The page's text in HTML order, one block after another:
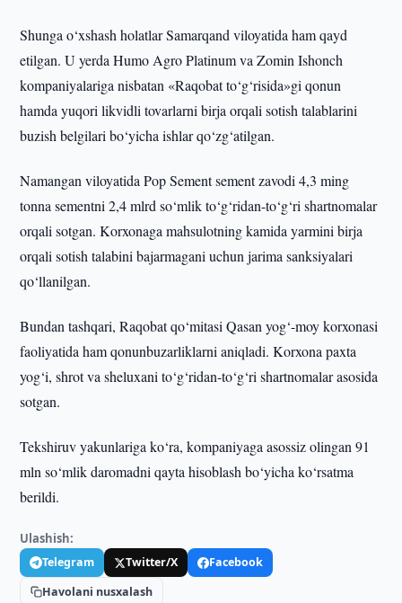
Shunga o‘xshash holatlar Samarqand viloyatida ham qayd
etilgan. U yerda Humo Agro Platinum va Zomin Ishonch
kompaniyalariga nisbatan «Raqobat to‘g‘risida»gi qonun
hamda yuqori likvidli tovarlarni birja orqali sotish talablarini
buzish belgilari bo‘yicha ishlar qo‘zg‘atilgan.
Namangan viloyatida Pop Sement sement zavodi 4,3 ming
tonna sementni 2,4 mlrd so‘mlik to‘g‘ridan-to‘g‘ri shartnomalar
orqali sotgan. Korxonaga mahsulotning kamida yarmini birja
orqali sotish talabini bajarmagani uchun jarima sanksiyalari
qo‘llanilgan.
Bundan tashqari, Raqobat qo‘mitasi Qasan yog‘-moy korxonasi
faoliyatida ham qonunbuzarliklarni aniqladi. Korxona paxta
yog‘i, shrot va sheluxani to‘g‘ridan-to‘g‘ri shartnomalar asosida
sotgan.
Tekshiruv yakunlariga ko‘ra, kompaniyaga asossiz olingan 91
mln so‘mlik daromadni qayta hisoblash bo‘yicha ko‘rsatma
berildi.
Ulashish:
Telegram Twitter/X
Facebook
Havolani nusxalash